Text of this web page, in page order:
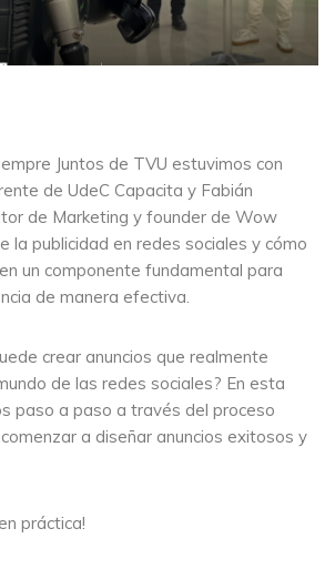
Juntos de TVU estuvimos con
de UdeC Capacita y Fabián
de Marketing y founder de Wow
la publicidad en redes sociales y cómo
un componente fundamental para
de manera efectiva.
crear anuncios que realmente
de las redes sociales? En esta
paso a paso a través del proceso
a diseñar anuncios exitosos y
práctica!